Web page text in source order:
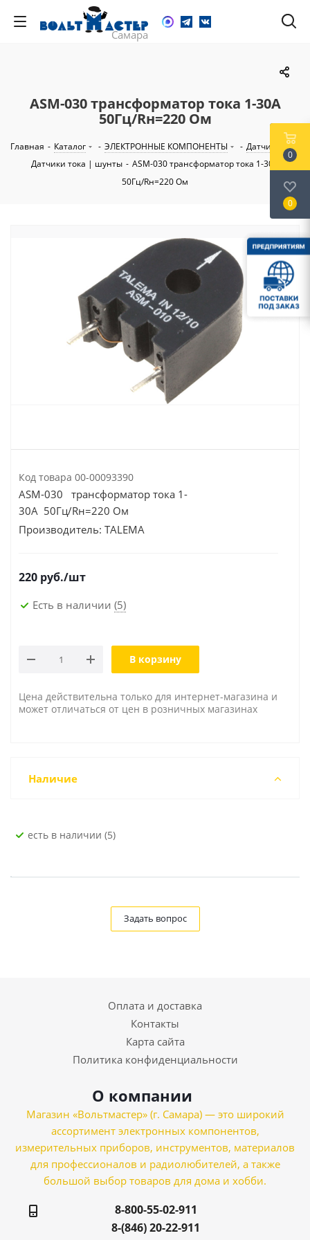
ASM-030 трансформатор тока 1-30А
50Гц/Rн=220 Ом
Главная - Каталог - ЭЛЕКТРОННЫЕ КОМПОНЕНТЫ - Датчики
-
Датчики тока | шунты - ASM-030 трансформатор тока 1-30А
50Гц/Rн=220 Ом
Код товара 00-00093390
ASM-030 трансформатор тока 1-
30А 50Гц/Rн=220 Ом
Производитель: TALEMA
220 руб./шт
Есть в наличии (5)
В корзину
Цена действительна только для интернет-магазина и
может отличаться от цен в розничных магазинах
Наличие
Есть в наличии (5)
Задать вопрос
Оплата и доставка
Контакты
Карта сайта
Политика конфиденциальности
О компании
Магазин «Вольтмастер» (г. Самара) — это широкий
ассортимент электронных компонентов,
измерительных приборов, инструментов, материалов
для профессионалов и радиолюбителей, а также
большой выбор товаров для дома и хобби.
8-800-55-02-911
8-(846) 20-22-911
0
0